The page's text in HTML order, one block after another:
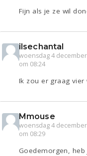
Fijn als je ze wil
ilsechantal
woensdag 4
om 08:24
Ik zou er graag vier
Mmouse
woensdag 4
om 08:29
Goedemorgen,